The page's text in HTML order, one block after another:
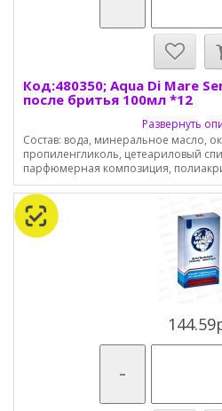
Код:480350; Aqua Di Mare
после бритья 100мл *12
Развернуть
Состав: вода, минеральное масло,
пропиленгликоль, цетеариловый
парфюмерная композиция,
-